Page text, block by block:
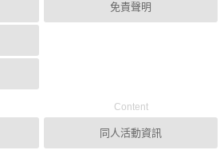
免責聲明
Content
同人活動資訊